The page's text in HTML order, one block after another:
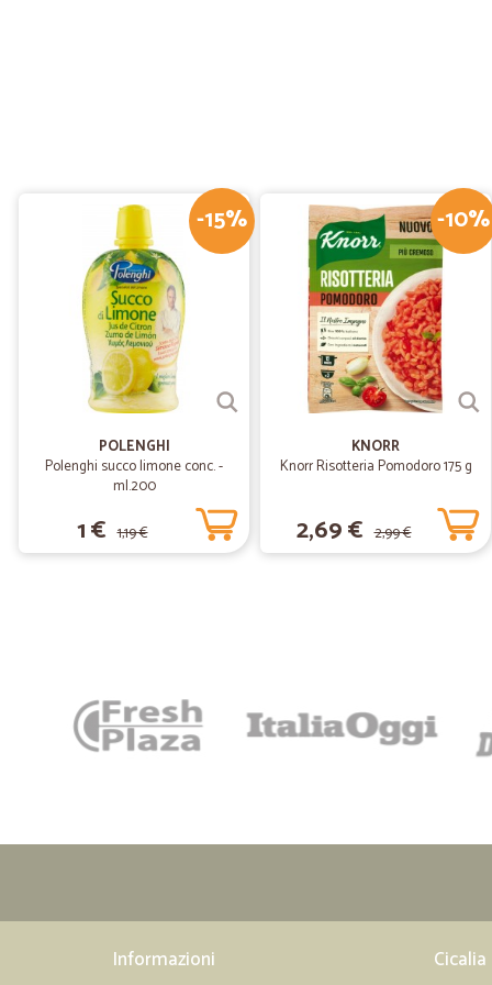
-15%
POLENGHI
Polenghi succo limone conc. -
ml.200
1 € 1,19 €
-10%
KNORR
Knorr Risotteria Pomodoro 175 g
2,69 € 2,99 €
Informazioni Cicalia